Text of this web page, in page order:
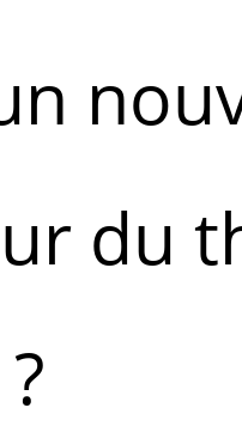
du